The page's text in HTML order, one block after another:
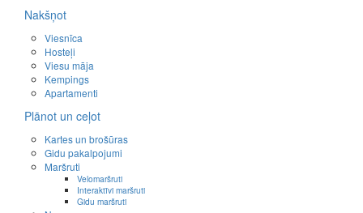
Nakšņot
Viesnīca
Hosteļi
Viesu māja
Kempings
Apartamenti
Plānot un ceļot
Kartes un brošūras
Gidu pakalpojumi
Maršruti
Velomaršruti
Interaktīvi maršruti
Gidu maršruti